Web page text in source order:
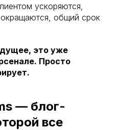
ускоряются,
общий срок
это уже
Просто
— блог-
все